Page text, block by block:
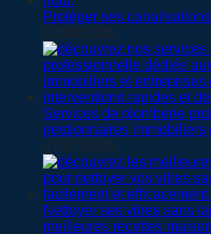
Protéger ses
02/08/2026
Services de plomberie
gestionnaires immobiliers
27/07/2026
Nettoyer ses vitres sans
meilleures recettes maison